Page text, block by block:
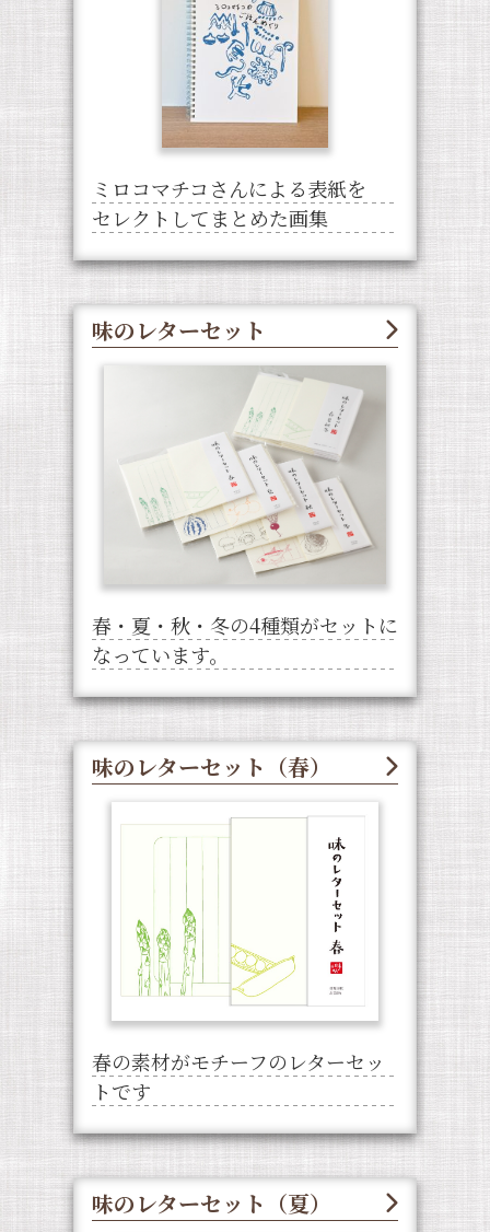
ミロコマチコさんによる表紙を
セレクトしてまとめた画集
味のレターセット
春・夏・秋・冬の4種類がセットに
なっています。
味のレターセット（春）
春の素材がモチーフのレターセッ
トです
味のレターセット（夏）